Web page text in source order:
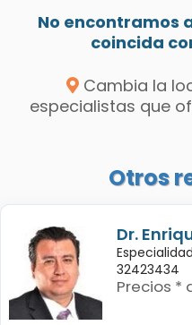
No encontramos
coincida
Cambia la
especialistas que
Otros
Dr.
32423434
Precios *